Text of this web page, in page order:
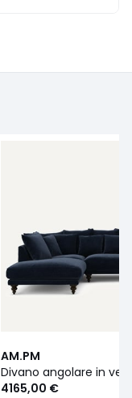
AM.PM
4165,00 €